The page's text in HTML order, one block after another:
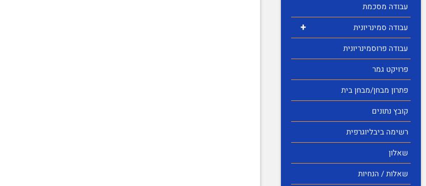
עבודה מסכמת
+
עבודה סמינריונית
עבודה פרוסמינריונית
פרויקט גמר
פתרון מבחן/מבחן בית
קובץ נתונים
רשימה ביבליוגרפית
שאלון
שאלות / הנחיות